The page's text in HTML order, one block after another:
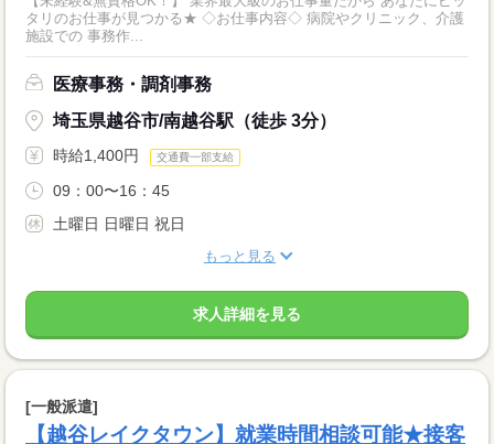
タリのお仕事が見つかる★ ◇お仕事内容◇ 病院やクリニック、介護
施設での 事務作...
医療事務・調剤事務
埼玉県越谷市/南越谷駅（徒歩 3分）
時給1,400円 交通費一部支給
09：00〜16：45
土曜日 日曜日 祝日
もっと見る
求人詳細を見る
[一般派遣]
【越谷レイクタウン】就業時間相談可能★接客